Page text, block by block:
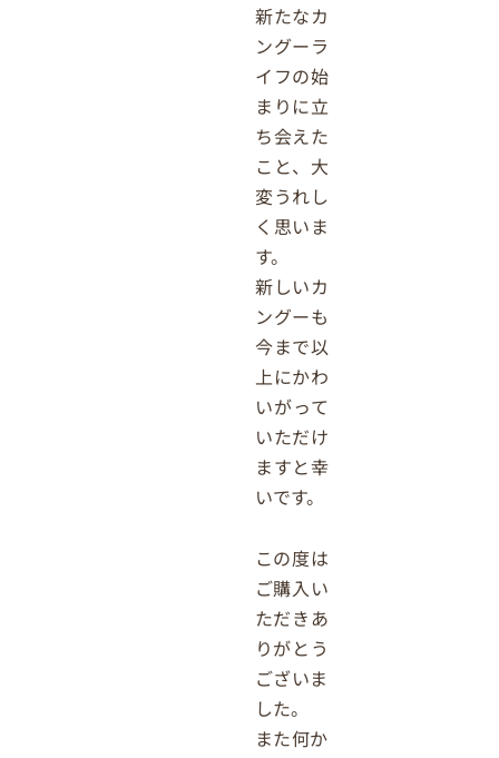
新たなカ
ングーラ
イフの始
まりに立
ち会えた
こと、大
変うれし
く思いま
す。
新しいカ
ングーも
今まで以
上にかわ
いがって
いただけ
ますと幸
いです。
この度は
ご購入い
ただきあ
りがとう
ございま
した。
また何か